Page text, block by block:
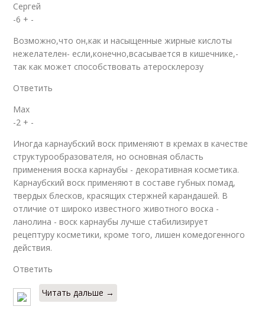
Сергей
-6 + -
Возможно,что он,как и насыщенные жирные кислоты
нежелателен- если,конечно,всасывается в кишечнике,-
так как может способствовать атеросклерозу
Ответить
Max
-2 + -
Иногда карнаубский воск применяют в кремах в качестве
структурообразователя, но основная область
применения воска карнаубы - декоративная косметика.
Карнаубский воск применяют в составе губных помад,
твердых блесков, красящих стержней карандашей. В
отличие от широко известного животного воска -
ланолина - воск карнаубы лучше стабилизирует
рецептуру косметики, кроме того, лишен комедогенного
действия.
Ответить
Читать дальше →